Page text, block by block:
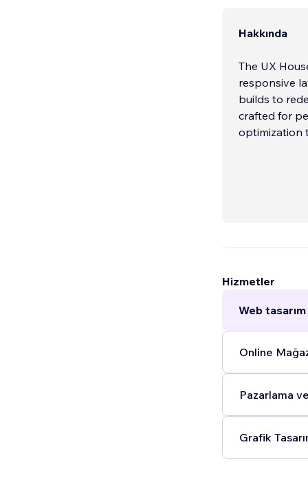
Hakkında
The UX
responsive
builds to
crafted for
optimization
Hizmetler
Web
Online
Pazarlama
Grafik